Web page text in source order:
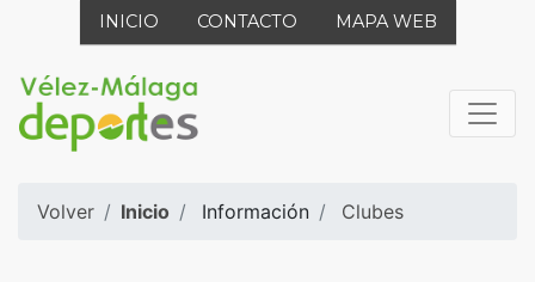
INICIO CONTACTO MAPA WEB
Volver Inicio Información Clubes